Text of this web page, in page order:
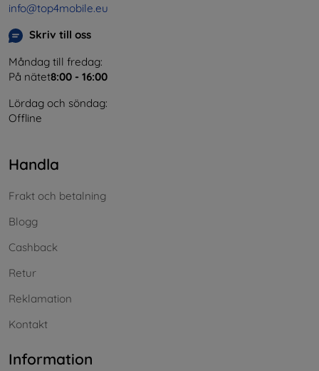
info@top4mobile.eu
Skriv till oss
Måndag till fredag:
På nätet8:00 - 16:00
Lördag och söndag:
Offline
Handla
Frakt och betalning
Blogg
Cashback
Retur
Reklamation
Kontakt
Information